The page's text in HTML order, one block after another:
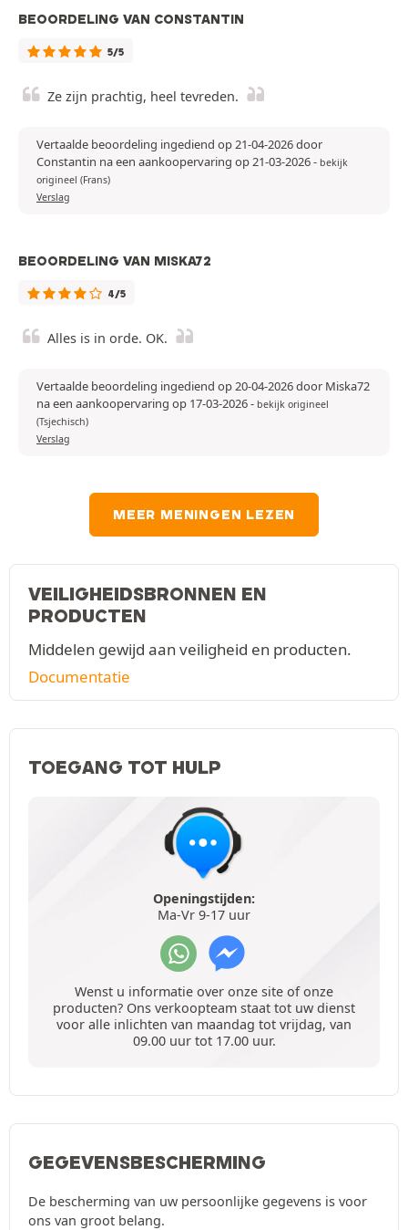
BEOORDELING VAN CONSTANTIN
5/5
Ze zijn prachtig, heel tevreden.
Vertaalde beoordeling ingediend op 21-04-2026 door
Constantin na een aankoopervaring op 21-03-2026- bekijk
origineel (Frans)
Verslag
BEOORDELING VAN MISKA72
4/5
Alles is in orde. OK.
Vertaalde beoordeling ingediend op 20-04-2026 door Miska72
na een aankoopervaring op 17-03-2026- bekijk origineel
(Tsjechisch)
Verslag
MEER MENINGEN LEZEN
VEILIGHEIDSBRONNEN EN
PRODUCTEN
Middelen gewijd aan veiligheid en producten.
Documentatie
TOEGANG TOT HULP
Openingstijden:
Ma-Vr 9-17 uur
Wenst u informatie over onze site of onze
producten? Ons verkoopteam staat tot uw dienst
voor alle inlichten van maandag tot vrijdag, van
09.00 uur tot 17.00 uur.
GEGEVENSBESCHERMING
De bescherming van uw persoonlijke gegevens is voor
ons van groot belang.